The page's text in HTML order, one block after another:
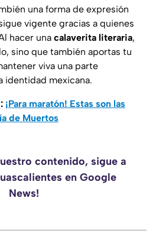
una forma de expresión
vigente gracias a quienes
hacer una calaverita literaria,
sino que también aportas tu
viva una parte
identidad mexicana.
¡Para maratón! Estas son las
de Muertos
contenido, sigue a
en Google
News!